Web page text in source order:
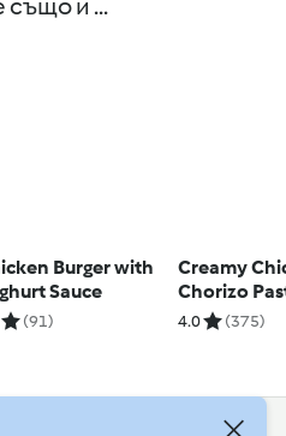
също и ...
Burger with
Sauce
(91)
Creamy
Chorizo
4.0 (375)